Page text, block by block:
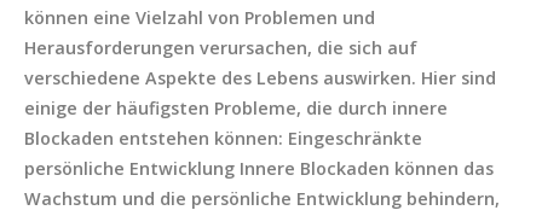
können eine Vielzahl von Problemen und
Herausforderungen verursachen, die sich auf
verschiedene Aspekte des Lebens auswirken. Hier sind
einige der häufigsten Probleme, die durch innere
Blockaden entstehen können: Eingeschränkte
persönliche Entwicklung Innere Blockaden können das
Wachstum und die persönliche Entwicklung behindern,